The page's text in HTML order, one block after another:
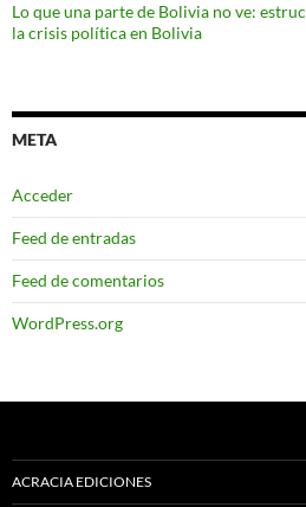
Lo que una parte de Bolivia no ve:
la crisis política en Bolivia
META
Acceder
Feed de entradas
Feed de comentarios
WordPress.org
ACRACIA EDICIONES